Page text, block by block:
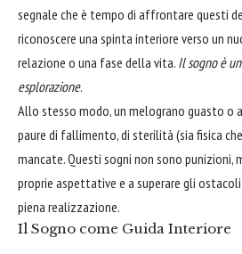
segnale che è tempo di affrontare questi
riconoscere una spinta interiore verso un
relazione o una fase della vita. Il sogno è
esplorazione.
Allo stesso modo, un melograno guasto o
paure di fallimento, di sterilità (sia fisica
mancate. Questi sogni non sono punizioni,
proprie aspettative e a superare gli
piena realizzazione.
Il Sogno come Guida Interiore